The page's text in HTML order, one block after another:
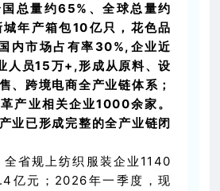
总量约65%、全球总量约
年产箱包10亿只，花色品
内市场占有率30%,企业近
人员15万+,形成从原料、设
、跨境电商全产业链体系；
产业相关企业1000余家。
业已形成完整的全产业链闭
省规上纺织服装企业1140
亿元；2026年一季度，现